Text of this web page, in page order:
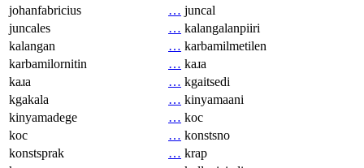
johanfabricius
… juncal
juncales
… kalangalanpiiri
kalangan
… karbamilmetilen
karbamilornitin
… kaɹa
kaɹa
… kgaitsedi
kgakala
… kinyamaani
kinyamadege
… koc
koc
… konstsno
konstsprak
… krap